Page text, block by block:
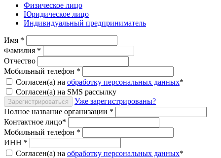
Физическое лицо
Юридическое лицо
Индивидуальный предприниматель
Имя *
Фамилия *
Отчество
Мобильный телефон *
Согласен(а) на обработку персональных данных*
Согласен(а) на SMS рассылку
Зарегистрироваться
Уже зарегистрированы?
Полное название организации *
Контактное лицо*
Мобильный телефон *
ИНН *
Согласен(а) на обработку персональных данных*